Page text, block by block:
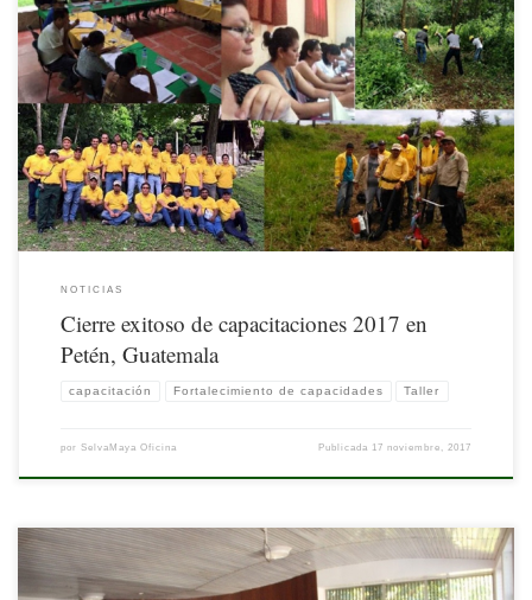
Los incendios forestales amenazan gravemente la vida. Los esfuerzos para
prevenirlos, controlarlos y/o extinguirlos deben acompañarse con buena
preparación técnica y sensibilización de personal técnico, guardarecursos y
comunitarios. El Consejo Nacional de Áreas Protegidas (CONAP) de Guatemala,
con el apoyo del Programa Selva Maya / GIZ y el acompañamiento de […]
NOTICIAS
Cierre exitoso de capacitaciones 2017 en
Petén, Guatemala
capacitación Fortalecimiento de capacidades Taller
por SelvaMaya Oficina Publicada 17 noviembre, 2017